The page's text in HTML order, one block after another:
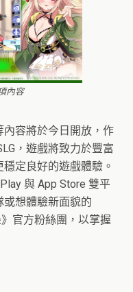
內容
內容將於今日開放，作
，遊戲將致力於豐富
定良好的遊戲體驗。
與 App Store 雙平
想體驗新面貌的
官方粉絲團，以掌握